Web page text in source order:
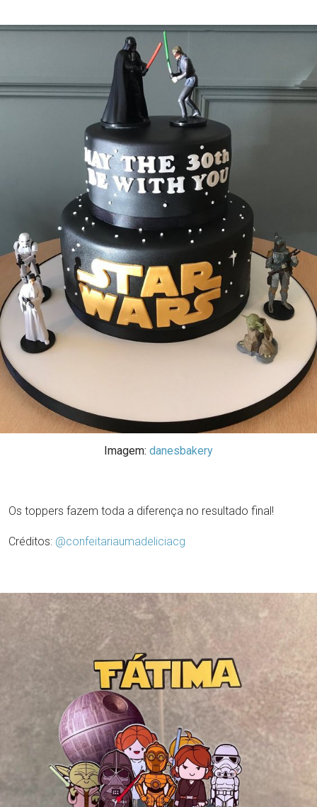
Imagem: danesbakery
Os toppers fazem toda a diferença no resultado final!
Créditos: @confeitariaumadeliciacg